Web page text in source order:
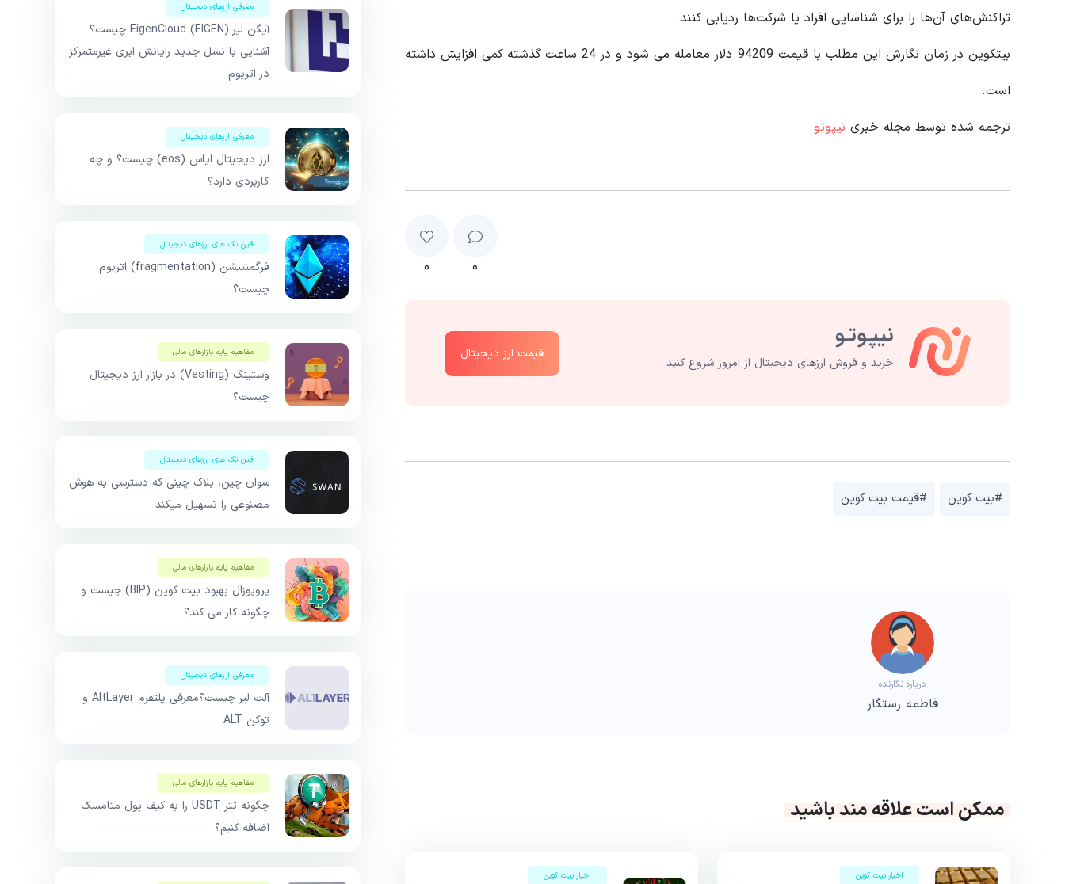
تراکنش‌های آن‌ها را برای شناسایی افراد یا شرکت‌ها ردیابی کنند.
بیتکوین در زمان نگارش این مطلب با قیمت 94209 دلار معامله می شود و در 24 ساعت گذشته کمی افزایش داشته
است.
ترجمه شده توسط مجله خبری نیپوتو
۰ ۰
خرید و فروش ارزهای دیجیتال از امروز شروع کنید
قیمت ارز دیجیتال
#بیت کوین #قیمت بیت کوین
درباره نگارنده
فاطمه رستگار
ممکن است علاقه مند باشید
اخبار بیت کوین اخبار بیت کوین
معرفی ارزهای دیجیتال
آیگن لیر EigenCloud (EIGEN) چیست؟
آشنایی با نسل جدید رایانش ابری غیرمتمرکز
در اتریوم
معرفی ارزهای دیجیتال
ارز دیجیتال ایاس (eos) چیست؟ و چه
کاربردی دارد؟
فین تک های ارزهای دیجیتال
فرگمنتیشن (fragmentation) اتریوم
چیست؟
مفاهیم پایه بازار‌های مالی
وستینگ (Vesting) در بازار ارز دیجیتال
چیست؟
فین تک های ارزهای دیجیتال
سوان چین، بلاک چینی که دسترسی به هوش
مصنوعی را تسهیل میکند
مفاهیم پایه بازار‌های مالی
پروپوزال بهبود بیت کوین (BIP) چیست و
چگونه کار می کند؟
معرفی ارزهای دیجیتال
آلت لیر چیست؟معرفی پلتفرم AltLayer و
توکن ALT
مفاهیم پایه بازار‌های مالی
چگونه تتر USDT را به کیف پول متامسک
اضافه کنیم؟